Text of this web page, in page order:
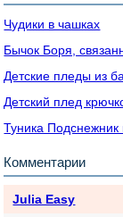
Чудики в чашках
Бычок Боря,
Детские пледы из
Детский плед
Туника Подснежник
Комментарии
Julia Easy